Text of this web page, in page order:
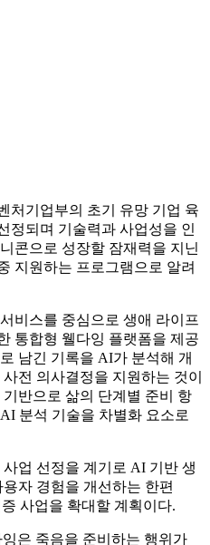
처기업부의 초기 유망 기업 육
정되며 기술력과 사업성을 인
콘으로 성장할 잠재력을 지닌
지원하는 프로그램으로 알려
비스를 중심으로 생애 라이프
통합형 웰다잉 플랫폼을 제공
남긴 기록을 AI가 분석해 개
전 의사결정을 지원하는 것이
반으로 삶의 단계별 준비 항
분석 기술을 차별화 요소로
업 선정을 계기로 AI 기반 생
자 경험을 개선하는 한편
사업을 확대할 계획이다.
은 죽음을 준비하는 행위가